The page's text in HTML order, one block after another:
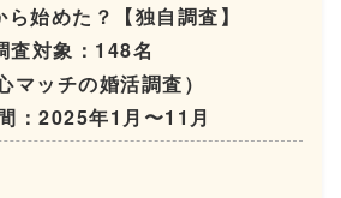
始めた？【独自調査】
査対象：148名
マッチの婚活調査）
：2025年1月〜11月